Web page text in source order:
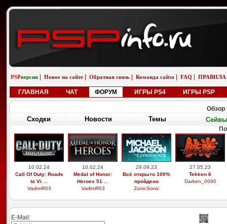
PSPверсия Новое на сайте Обратная связь Команда сайта FAQ ПРАВИЛА
ГЛАВНАЯ ЧАТ ФОРУМ ИГРЫ PS4 ИГРЫ PSP
Обзор
Сходки Новости Темы Сейвы
10.02.24
Call Of Duty: Roads
to Vi ...
VadimR03
10.02.24
Medal of Honor:
Heroes 51 ...
VadimR03
29.09.23
Всё открыто 100%
пройдено
ZonicSonic
27.05.23
Tekken 6
Darken_0090
E-Mail: